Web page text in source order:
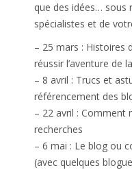
que des idées… sous
spécialistes et de
– 25 mars : Histoires
réussir l’aventure de
– 8 avril : Trucs et
référencement des
– 22 avril : Comment
recherches
– 6 mai : Le blog ou
(avec quelques